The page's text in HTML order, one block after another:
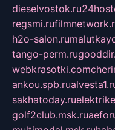
dieselvostok.ru
regsmi.ru
h2o-salon.ru
tango-perm.ru
webkrasotki.com
ankou.spb.ru
sakhatoday.ru
golf2club.msk.ru